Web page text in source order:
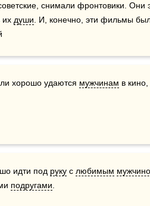
снимали фронтовики. Они
их души . И, конечно, эти фильмы
хорошо удаются мужчинам в
идти под руку с любимым
подругами